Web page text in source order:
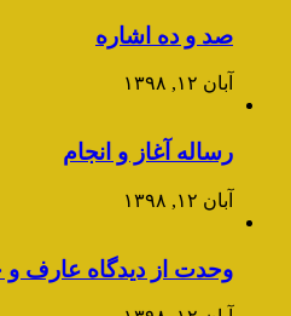
صد و ده اشاره
آبان ۱۲, ۱۳۹۸
رساله آغاز و انجام
آبان ۱۲, ۱۳۹۸
وحدت از دیدگاه عارف و